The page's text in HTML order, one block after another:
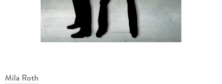
Mila Roth